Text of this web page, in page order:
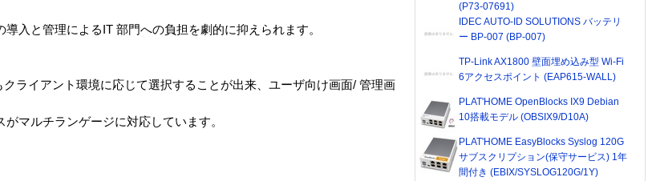
入と管理によるIT 部門への負担を劇的に抑えられます。
ライアント環境に応じて選択することが出来、ユーザ向け画面/ 管理画
マルチランゲージに対応しています。
(P73-07691)
IDEC AUTO-ID SOLUTIONS バッテリ
ー BP-007 (BP-007)
TP-Link AX1800 壁面埋め込み型 Wi-Fi
6アクセスポイント (EAP615-WALL)
PLAT'HOME OpenBlocks IX9 Debian
10搭載モデル (OBSIX9/D10A)
PLAT'HOME EasyBlocks Syslog 120G
サブスクリプション(保守サービス) 1年
間付き (EBIX/SYSLOG120G/1Y)